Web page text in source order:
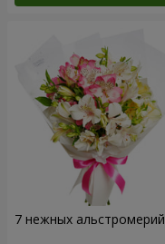
7 нежных альстромерий